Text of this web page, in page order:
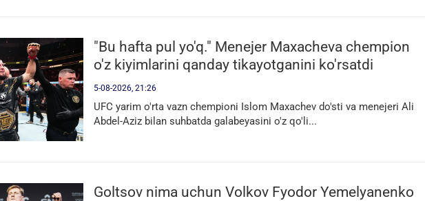
"Bu hafta pul yo'q." Menejer Maxacheva chempion
o'z kiyimlarini qanday tikayotganini ko'rsatdi
5-08-2026, 21:26
UFC yarim o'rta vazn chempioni Islom Maxachev do'sti va menejeri Ali
Abdel-Aziz bilan suhbatda galabeyasini o'z qo'li...
Goltsov nima uchun Volkov Fyodor Yemelyanenko